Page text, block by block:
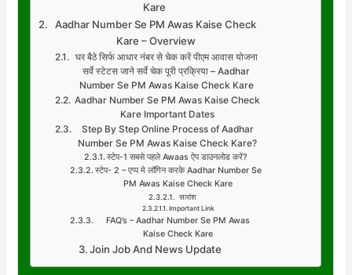
Kare
Aadhar Number Se PM Awas Kaise Check
Kare – Overview
घर बैठे सिर्फ आधार नंबर से चेक करें पीएम आवास योजना
सर्वे स्टेटस जाने सर्वे चेक पूरी प्रक्रिया – Aadhar
Number Se PM Awas Kaise Check Kare
Aadhar Number Se PM Awas Kaise Check
Kare Important Dates
Step By Step Online Process of Aadhar
Number Se PM Awas Kaise Check Kare?
स्टेप-1 सबसे पहले Awaas ऐप डाउनलोड करें?
स्टेप- 2 – एप्प मे लॉगिन करके Aadhar Number Se
PM Awas Kaise Check Kare
सारांश
Important Link
FAQ’s – Aadhar Number Se PM Awas
Kaise Check Kare
Join Job And News Update